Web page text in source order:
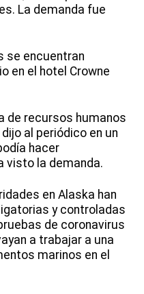
La demanda fue
se encuentran
en el hotel Crowne
de recursos humanos
al periódico en un
hacer
visto la demanda.
en Alaska han
y controladas
de coronavirus
a trabajar a una
marinos en el